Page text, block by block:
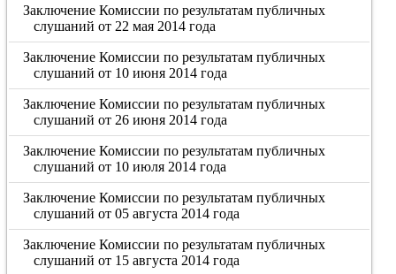
Заключение Комиссии по результатам публичных
слушаний от 22 мая 2014 года
Заключение Комиссии по результатам публичных
слушаний от 10 июня 2014 года
Заключение Комиссии по результатам публичных
слушаний от 26 июня 2014 года
Заключение Комиссии по результатам публичных
слушаний от 10 июля 2014 года
Заключение Комиссии по результатам публичных
слушаний от 05 августа 2014 года
Заключение Комиссии по результатам публичных
слушаний от 15 августа 2014 года